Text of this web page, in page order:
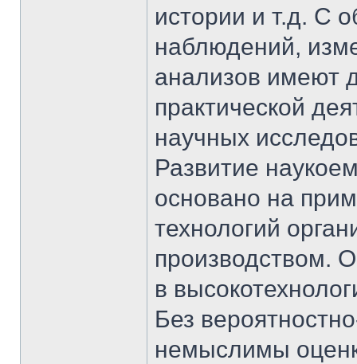
истории и т.д. С
наблюдений,
анализов имеют
практической
научных
Развитие
основано на
технологий
производством.
в
Без
немыслимы